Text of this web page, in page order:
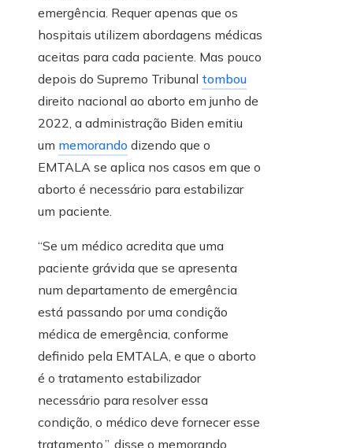
emergência. Requer apenas que os
hospitais utilizem abordagens médicas
aceitas para cada paciente. Mas pouco
depois do Supremo Tribunal tombou
direito nacional ao aborto em junho de
2022, a administração Biden emitiu
um memorando dizendo que o
EMTALA se aplica nos casos em que o
aborto é necessário para estabilizar
um paciente.
“Se um médico acredita que uma
paciente grávida que se apresenta
num departamento de emergência
está passando por uma condição
médica de emergência, conforme
definido pela EMTALA, e que o aborto
é o tratamento estabilizador
necessário para resolver essa
condição, o médico deve fornecer esse
tratamento.”, disse o memorando. .